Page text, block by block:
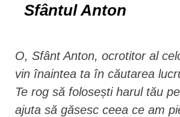
Sfântul Anton
O, Sfânt Anton, ocrotitor al
vin înaintea ta în căutarea
Te rog să folosești harul tău
ajuta să găsesc ceea ce am